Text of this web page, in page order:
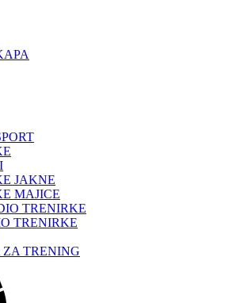
JAKNE
MAJICE
TRENIRKE
TRENIRKE
ZA TRENING